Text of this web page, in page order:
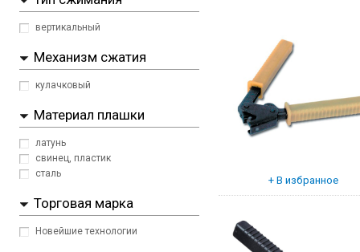
вертикальный
Механизм сжатия
кулачковый
Материал плашки
латунь
свинец, пластик
сталь
Торговая марка
Новейшие технологии